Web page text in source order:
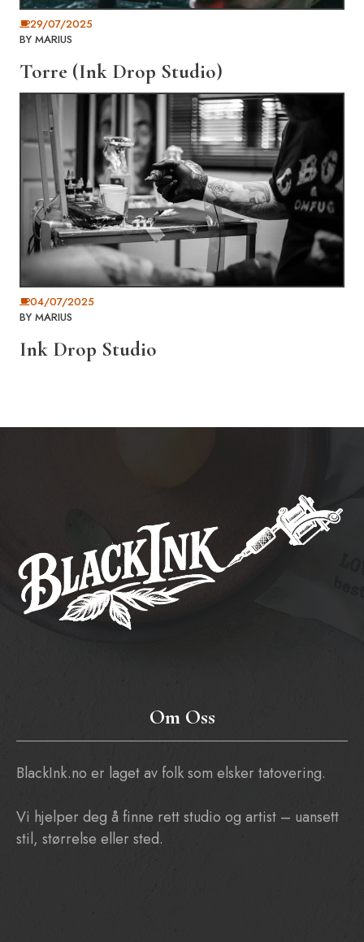
29/07/2025
BY MARIUS
Torre (Ink Drop Studio)
04/07/2025
BY MARIUS
Ink Drop Studio
Om Oss
BlackInk.no er laget av folk som elsker tatovering.
Vi hjelper deg å finne rett studio og artist – uansett
stil, størrelse eller sted.